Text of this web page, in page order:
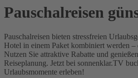
Pauschalreisen
Pauschalreisen bieten stressfreien
Hotel in einem Paket kombiniert werden –
Nutzen Sie attraktive Rabatte und
Reiseplanung. Jetzt bei sonnenklar.TV
Urlaubsmomente erleben!